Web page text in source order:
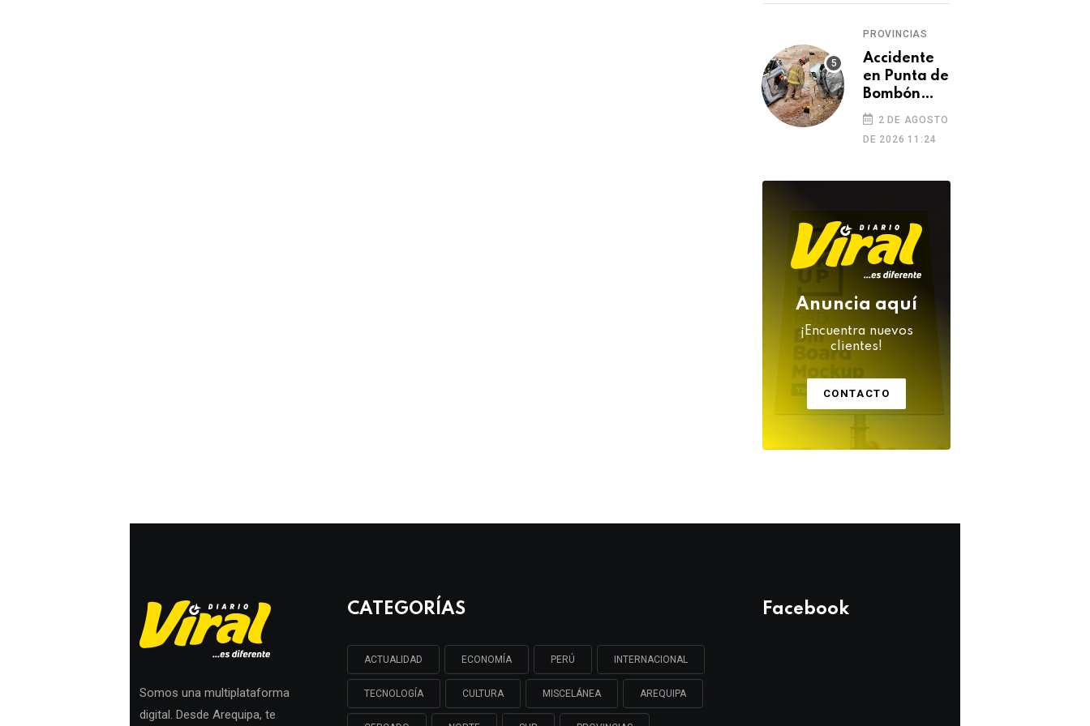
PROVINCIAS
Accidente
en Punta de
Bombón
deja un
muerto y
dos heridos
2 DE AGOSTO
DE 2026 11:24
Anuncia aquí
¡Encuentra nuevos
clientes!
CONTACTO
Somos una multiplataforma
digital. Desde Arequipa, te
CATEGORÍAS
ACTUALIDAD ECONOMÍA PERÚ INTERNACIONAL
TECNOLOGÍA CULTURA MISCELÁNEA AREQUIPA
Facebook